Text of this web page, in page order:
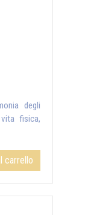
degli
fisica,
carrello